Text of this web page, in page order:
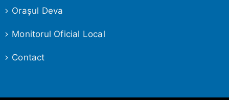
Oraşul Deva
Monitorul Oficial Local
Contact